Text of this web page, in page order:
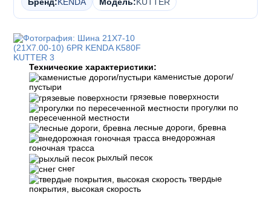
Технические характеристики:
каменистые дороги/
пустыри
грязевые поверхности
прогулки по
пересеченной местности
лесные дороги, бревна
внедорожная
гоночная трасса
рыхлый песок
снег
твердые
покрытия, высокая скорость